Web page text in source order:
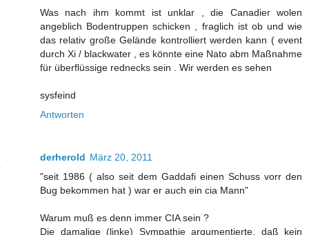
Was nach ihm kommt ist unklar , die Canadier wolen
angeblich Bodentruppen schicken , fraglich ist ob und wie
das relativ große Gelände kontrolliert werden kann ( event
durch Xi / blackwater , es könnte eine Nato abm Maßnahme
für überflüssige rednecks sein . Wir werden es sehen
sysfeind
Antworten
derherold März 20, 2011
"seit 1986 ( also seit dem Gaddafi einen Schuss vorr den
Bug bekommen hat ) war er auch ein cia Mann"
Warum muß es denn immer CIA sein ?
Die damalige (linke) Sympathie argumentierte, daß kein